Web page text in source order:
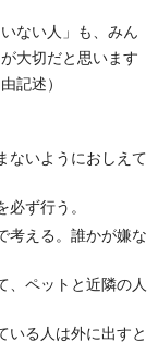
ない人」も、みん
大切だと思います
記述）
ないようにおしえて
ず行う。
考える。誰かが嫌な
、ペットと近隣の人
いる人は外に出すと